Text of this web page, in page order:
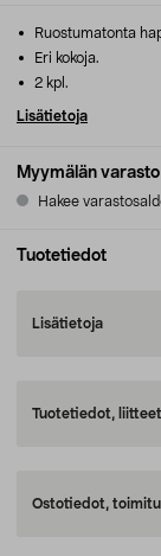
Myymälän varasto
Hakee
Ruostumatonta
Eri kokoja.
2 kpl.
Lisätietoja
Tuotetiedot
Lisätietoja
Tuotetiedot,
Ostotiedot,